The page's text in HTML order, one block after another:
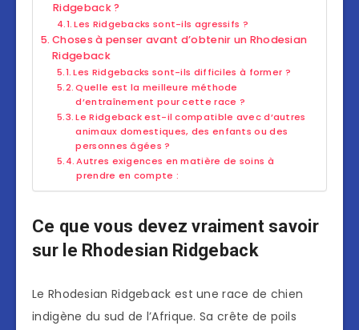
Ridgeback ?
Les Ridgebacks sont-ils agressifs ?
Choses à penser avant d’obtenir un Rhodesian
Ridgeback
Les Ridgebacks sont-ils difficiles à former ?
Quelle est la meilleure méthode
d’entraînement pour cette race ?
Le Ridgeback est-il compatible avec d’autres
animaux domestiques, des enfants ou des
personnes âgées ?
Autres exigences en matière de soins à
prendre en compte :
Ce que vous devez vraiment savoir
sur le Rhodesian Ridgeback
Le Rhodesian Ridgeback est une race de chien
indigène du sud de l’Afrique. Sa crête de poils